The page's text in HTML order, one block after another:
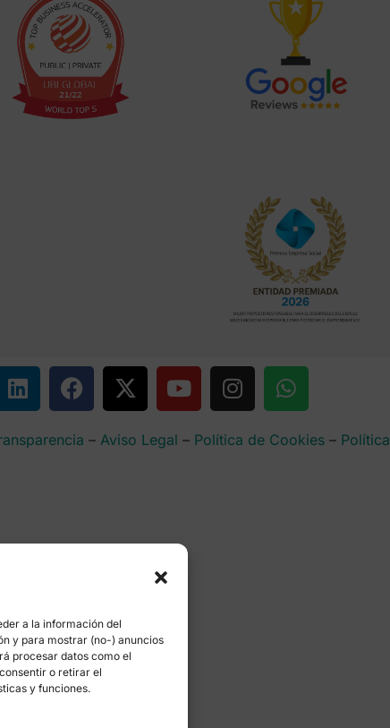
a la información del
y para mostrar (no-) anuncios
procesar datos como el
o retirar el
y funciones.
– Aviso Legal – Política de Cookies–